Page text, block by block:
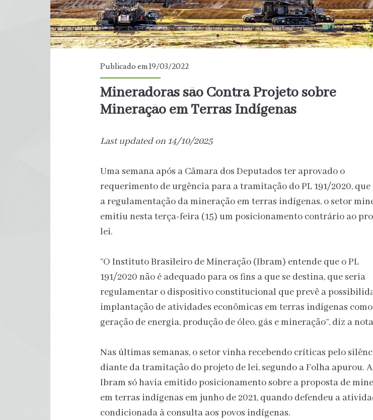
Publicado em 19/03/2022
Mineradoras são Contra Projeto sobre
Mineração em Terras Indígenas
Last updated on 14/10/2025
Uma semana após a Câmara dos Deputados ter aprovado o
requerimento de urgência para a tramitação do PL 191/2020, que
a regulamentação da mineração em terras indígenas, o setor
emitiu nesta terça-feira (15) um posicionamento contrário ao
lei.
“O Instituto Brasileiro de Mineração (Ibram) entende que o PL
191/2020 não é adequado para os fins a que se destina, que seria
regulamentar o dispositivo constitucional que prevê a
implantação de atividades econômicas em terras indígenas como
geração de energia, produção de óleo, gás e mineração”, diz a
Nas últimas semanas, o setor vinha recebendo críticas pelo
diante da tramitação do projeto de lei, segundo a Folha apurou.
Ibram só havia emitido posicionamento sobre a proposta de
em terras indígenas em junho de 2021, quando defendeu a
condicionada à consulta aos povos indígenas.